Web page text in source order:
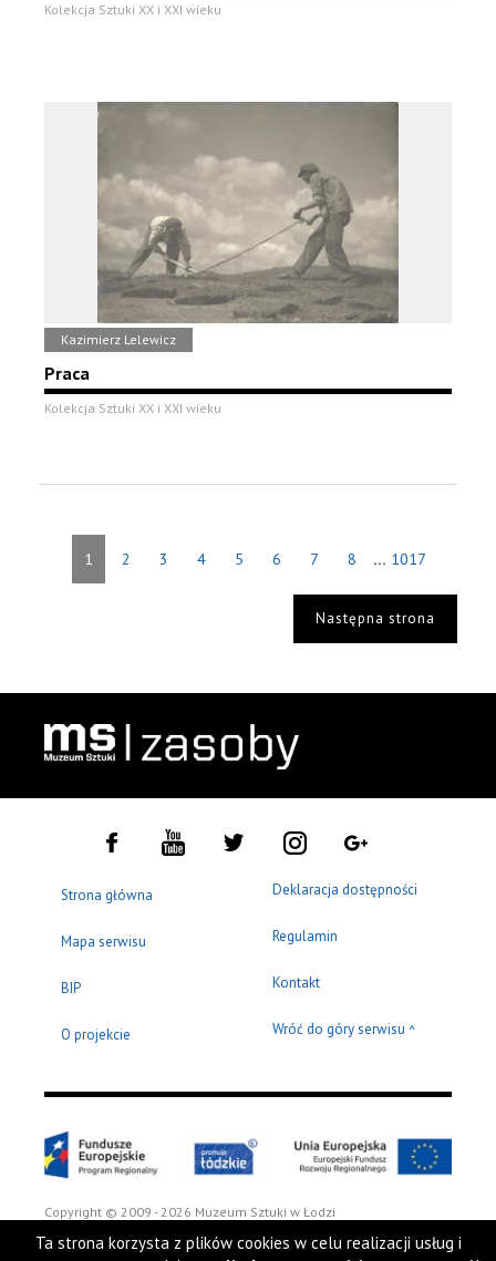
Kolekcja Sztuki XX i XXI wieku
Kazimierz Lelewicz
Praca
Kolekcja Sztuki XX i XXI wieku
1 2 3 4 5 6 7 8 ... 1017
Następna strona
Strona główna
Mapa serwisu
BIP
O projekcie
Deklaracja dostępności
Regulamin
Kontakt
Wróć do góry serwisu ^
Copyright © 2009 - 2026 Muzeum Sztuki w Łodzi
Ta strona korzysta z plików cookies w celu realizacji usług i